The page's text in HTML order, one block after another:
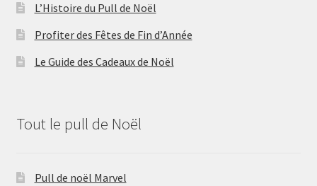
L’Histoire du Pull de Noël
Profiter des Fêtes de Fin d’Année
Le Guide des Cadeaux de Noël
Tout le pull de Noël
Pull de noël Marvel